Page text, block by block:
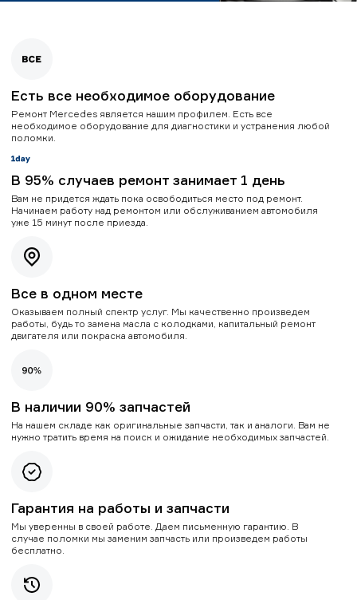
Есть все необходимое оборудование
Ремонт Mercedes является нашим профилем. Есть все
необходимое оборудование для диагностики и устранения любой
поломки.
В 95% случаев ремонт занимает 1 день
Вам не придется ждать пока освободиться место под ремонт.
Начинаем работу над ремонтом или обслуживанием автомобиля
уже 15 минут после приезда.
Все в одном месте
Оказываем полный спектр услуг. Мы качественно произведем
работы, будь то замена масла с колодками, капитальный ремонт
двигателя или покраска автомобиля.
В наличии 90% запчастей
На нашем складе как оригинальные запчасти, так и аналоги. Вам не
нужно тратить время на поиск и ожидание необходимых запчастей.
Гарантия на работы и запчасти
Мы уверенны в своей работе. Даем письменную гарантию. В
случае поломки мы заменим запчасть или произведем работы
бесплатно.